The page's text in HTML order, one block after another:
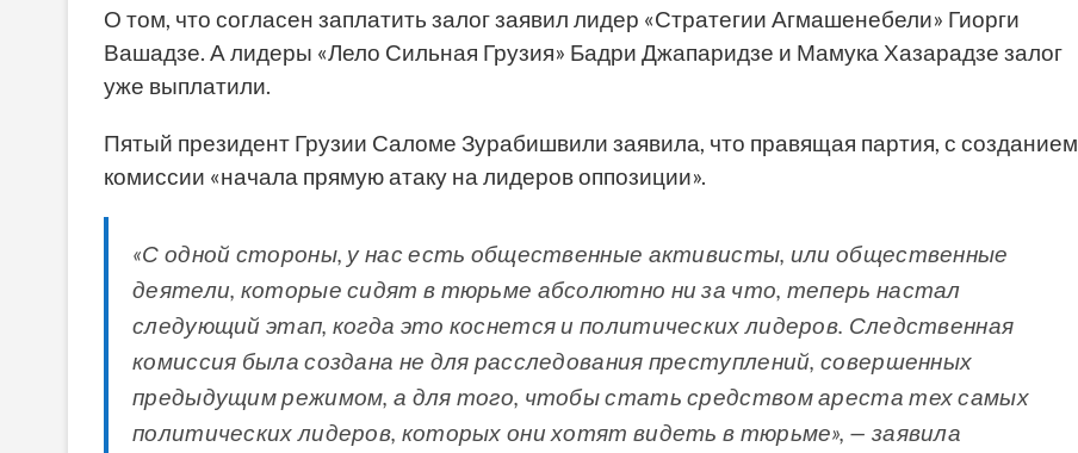
О том, что согласен заплатить залог заявил лидер «Стратегии Агмашенебели» Гиорги
Вашадзе. А лидеры «Лело Сильная Грузия» Бадри Джапаридзе и Мамука Хазарадзе залог
уже выплатили.
Пятый президент Грузии Саломе Зурабишвили заявила, что правящая партия, с созданием
комиссии «начала прямую атаку на лидеров оппозиции».
«С одной стороны, у нас есть общественные активисты, или общественные
деятели, которые сидят в тюрьме абсолютно ни за что, теперь настал
следующий этап, когда это коснется и политических лидеров. Следственная
комиссия была создана не для расследования преступлений, совершенных
предыдущим режимом, а для того, чтобы стать средством ареста тех самых
политических лидеров, которых они хотят видеть в тюрьме», — заявила